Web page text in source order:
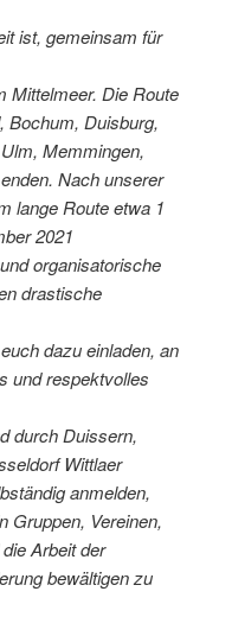
ist, gemeinsam für
Mittelmeer. Die Route
Bochum, Duisburg,
Memmingen,
Nach unserer
lange Route etwa 1
2021
organisatorische
drastische
dazu einladen, an
und respektvolles
durch Duissern,
Wittlaer
anmelden,
Gruppen, Vereinen,
Arbeit der
bewältigen zu